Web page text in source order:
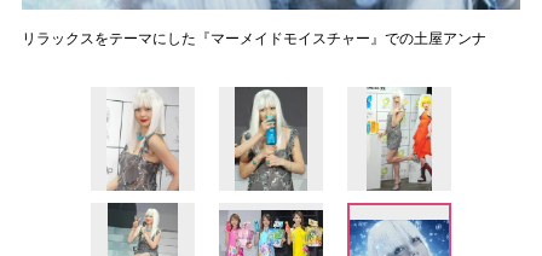
リラックスをテーマにした『マーメイドモイスチャー』での土屋アンナ